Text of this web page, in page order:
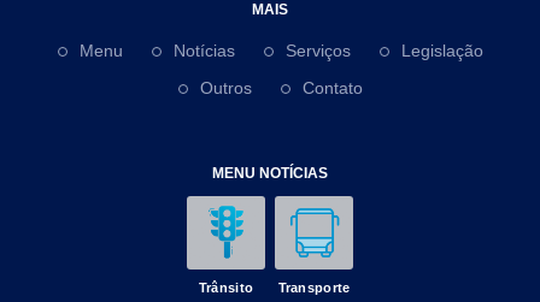
MAIS
Menu Notícias Serviços
Legislação
Outros
Contato
MENU NOTÍCIAS
Trânsito Transporte